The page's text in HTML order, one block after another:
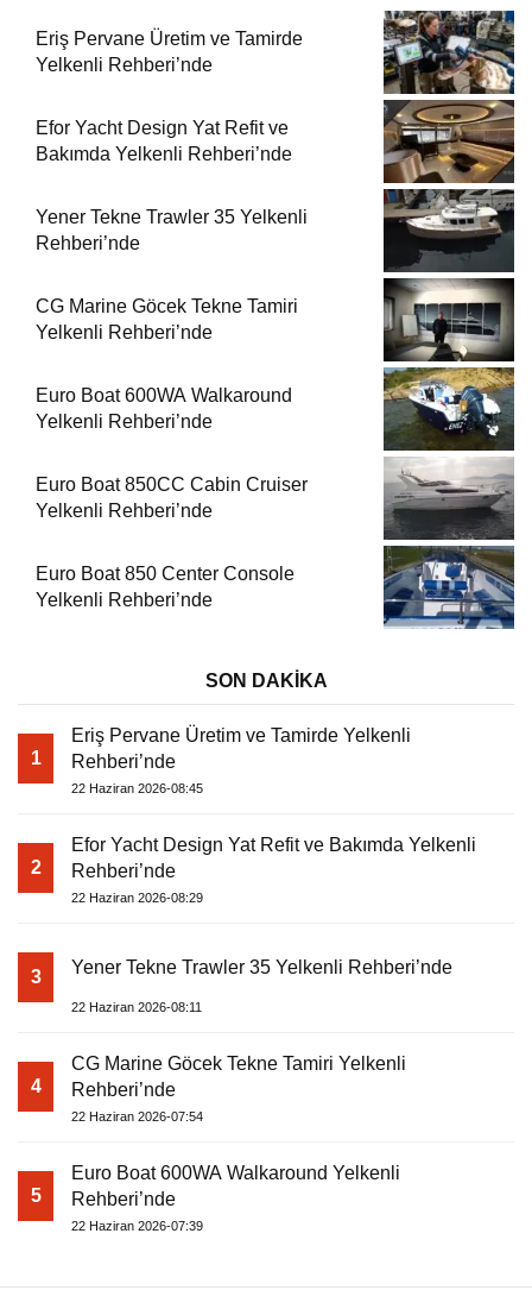
Eriş Pervane Üretim ve Tamirde
Yelkenli Rehberi’nde
Efor Yacht Design Yat Refit ve
Bakımda Yelkenli Rehberi’nde
Yener Tekne Trawler 35 Yelkenli
Rehberi’nde
CG Marine Göcek Tekne Tamiri
Yelkenli Rehberi’nde
Euro Boat 600WA Walkaround
Yelkenli Rehberi’nde
Euro Boat 850CC Cabin Cruiser
Yelkenli Rehberi’nde
Euro Boat 850 Center Console
Yelkenli Rehberi’nde
SON DAKİKA
1
Eriş Pervane Üretim ve Tamirde Yelkenli
Rehberi’nde
22 Haziran 2026-08:45
2
Efor Yacht Design Yat Refit ve Bakımda Yelkenli
Rehberi’nde
22 Haziran 2026-08:29
3 Yener Tekne Trawler 35 Yelkenli Rehberi’nde
22 Haziran 2026-08:11
4
CG Marine Göcek Tekne Tamiri Yelkenli
Rehberi’nde
22 Haziran 2026-07:54
5
Euro Boat 600WA Walkaround Yelkenli
Rehberi’nde
22 Haziran 2026-07:39